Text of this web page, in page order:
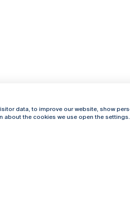
Campus Online
data, to improve our website, show
about the cookies we use open the settings.